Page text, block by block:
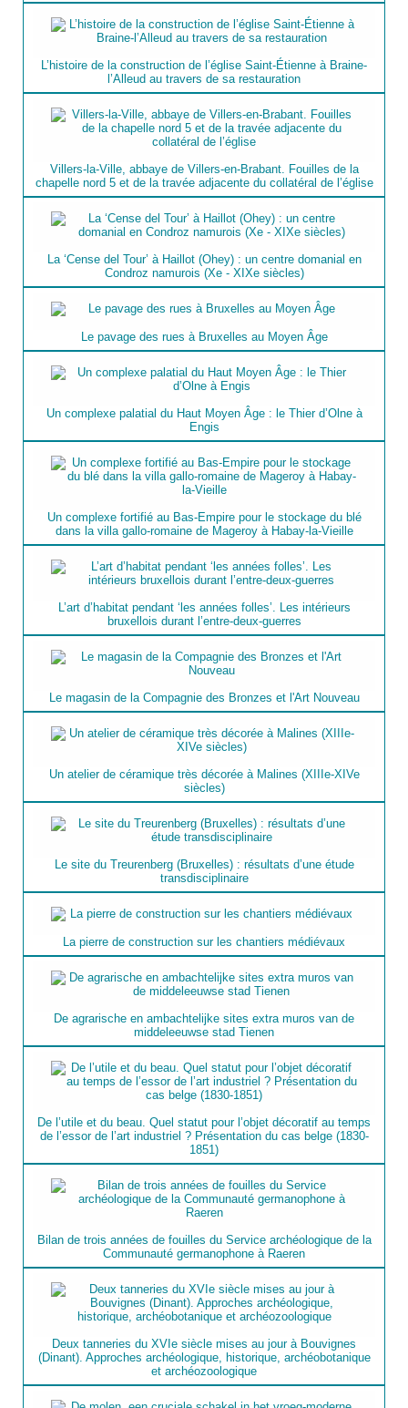
L’histoire de la construction de l’église Saint-Étienne à Braine-
l’Alleud au travers de sa restauration
Villers-la-Ville, abbaye de Villers-en-Brabant. Fouilles de la
chapelle nord 5 et de la travée adjacente du collatéral de l’église
La ‘Cense del Tour’ à Haillot (Ohey) : un centre domanial en
Condroz namurois (Xe - XIXe siècles)
Le pavage des rues à Bruxelles au Moyen Âge
Un complexe palatial du Haut Moyen Âge : le Thier d’Olne à
Engis
Un complexe fortifié au Bas-Empire pour le stockage du blé
dans la villa gallo-romaine de Mageroy à Habay-la-Vieille
L’art d’habitat pendant ‘les années folles’. Les intérieurs
bruxellois durant l’entre-deux-guerres
Le magasin de la Compagnie des Bronzes et l'Art Nouveau
Un atelier de céramique très décorée à Malines (XIIIe-XIVe
siècles)
Le site du Treurenberg (Bruxelles) : résultats d’une étude
transdisciplinaire
La pierre de construction sur les chantiers médiévaux
De agrarische en ambachtelijke sites extra muros van de
middeleeuwse stad Tienen
De l’utile et du beau. Quel statut pour l’objet décoratif au temps
de l’essor de l’art industriel ? Présentation du cas belge (1830-
1851)
Bilan de trois années de fouilles du Service archéologique de la
Communauté germanophone à Raeren
Deux tanneries du XVIe siècle mises au jour à Bouvignes
(Dinant). Approches archéologique, historique, archéobotanique
et archéozoologique